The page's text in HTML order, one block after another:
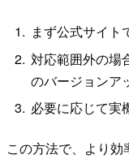
まず公式サイト
対応範囲外の場
のバージョンア
必要に応じて実
この方法で、より